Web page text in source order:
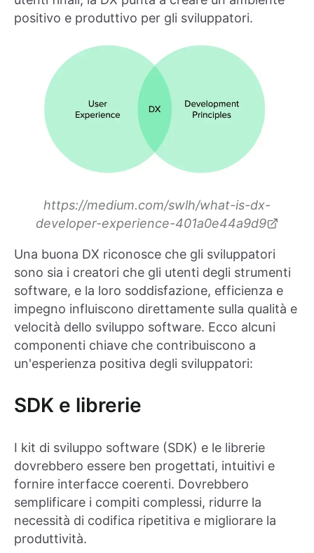
positivo e produttivo per gli sviluppatori.
https://medium.com/swlh/what-is-dx-
developer-experience-401a0e44a9d9
Una buona DX riconosce che gli sviluppatori
sono sia i creatori che gli utenti degli strumenti
software, e la loro soddisfazione, efficienza e
impegno influiscono direttamente sulla qualità e
velocità dello sviluppo software. Ecco alcuni
componenti chiave che contribuiscono a
un'esperienza positiva degli sviluppatori:
SDK e librerie
I kit di sviluppo software (SDK) e le librerie
dovrebbero essere ben progettati, intuitivi e
fornire interfacce coerenti. Dovrebbero
semplificare i compiti complessi, ridurre la
necessità di codifica ripetitiva e migliorare la
produttività.